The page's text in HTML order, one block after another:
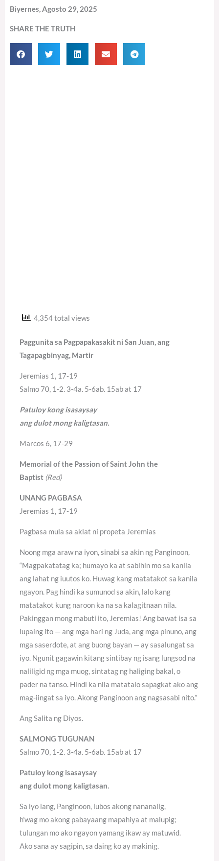
Biyernes, Agosto 29, 2025
SHARE THE TRUTH
4,354 total views
Paggunita sa Pagpapakasakit ni San Juan, ang
Tagapagbinyag, Martir
Jeremias 1, 17-19
Salmo 70, 1-2. 3-4a. 5-6ab. 15ab at 17
Patuloy kong isasaysay
ang dulot mong kaligtasan.
Marcos 6, 17-29
Memorial of the Passion of Saint John the
Baptist (Red)
UNANG PAGBASA
Jeremias 1, 17-19
Pagbasa mula sa aklat ni propeta Jeremias
Noong mga araw na iyon, sinabi sa akin ng Panginoon,
“Magpakatatag ka; humayo ka at sabihin mo sa kanila
ang lahat ng iuutos ko. Huwag kang matatakot sa kanila
ngayon. Pag hindi ka sumunod sa akin, lalo kang
matatakot kung naroon ka na sa kalagitnaan nila.
Pakinggan mong mabuti ito, Jeremias! Ang bawat isa sa
lupaing ito — ang mga hari ng Juda, ang mga pinuno, ang
mga saserdote, at ang buong bayan — ay sasalungat sa
iyo. Ngunit gagawin kitang sintibay ng isang lungsod na
naliligid ng mga muog, sintatag ng haliging bakal, o
pader na tanso. Hindi ka nila matatalo sapagkat ako ang
mag-iingat sa iyo. Akong Panginoon ang nagsasabi nito.”
Ang Salita ng Diyos.
SALMONG TUGUNAN
Salmo 70, 1-2. 3-4a. 5-6ab. 15ab at 17
Patuloy kong isasaysay
ang dulot mong kaligtasan.
Sa iyo lang, Panginoon, lubos akong nananalig,
h’wag mo akong pabayaang mapahiya at malupig;
tulungan mo ako ngayon yamang ikaw ay matuwid.
Ako sana ay sagipin, sa daing ko ay makinig.